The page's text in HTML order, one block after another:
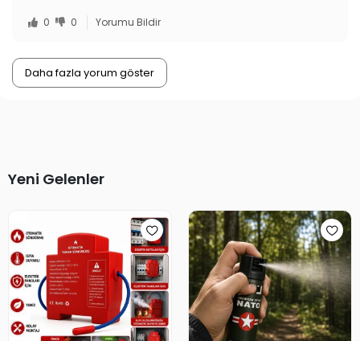
0 0 Yorumu Bildir
Daha fazla yorum göster
Yeni Gelenler